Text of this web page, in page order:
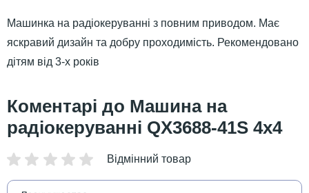
Машинка на радіокеруванні з повним приводом. Має
яскравий дизайн та добру проходимість. Рекомендовано
дітям від 3-х років
Машина на
радіокеруванні QX3688-41S 4х4